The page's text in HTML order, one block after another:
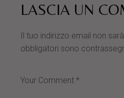
LASCIA UN
Il tuo indirizzo email non
obbligatori sono